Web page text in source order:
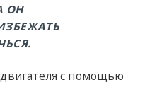
ОН
с помощью